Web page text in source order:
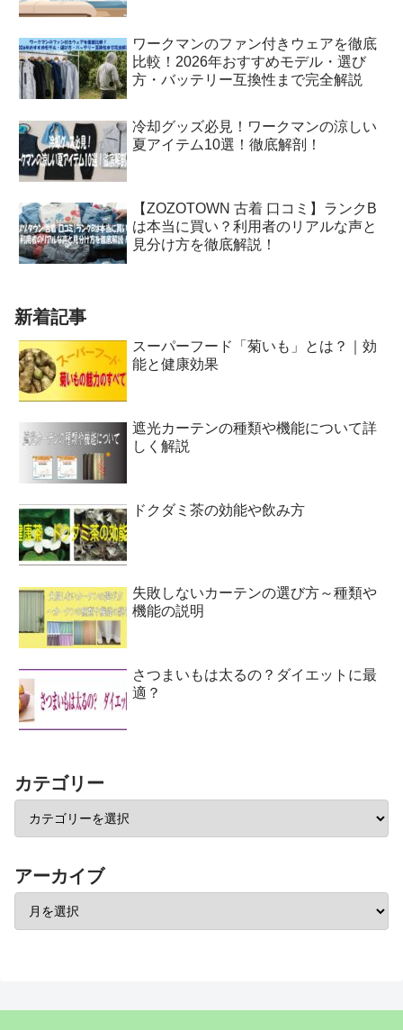
ワークマンのファン付きウェアを徹底
比較！2026年おすすめモデル・選び
方・バッテリー互換性まで完全解説
冷却グッズ必見！ワークマンの涼しい
夏アイテム10選！徹底解剖！
【ZOZOTOWN 古着 口コミ】ランクB
は本当に買い？利用者のリアルな声と
見分け方を徹底解説！
新着記事
スーパーフード「菊いも」とは？｜効
能と健康効果
遮光カーテンの種類や機能について詳
しく解説
ドクダミ茶の効能や飲み方
失敗しないカーテンの選び方～種類や
機能の説明
さつまいもは太るの？ダイエットに最
適？
カテゴリー
アーカイブ